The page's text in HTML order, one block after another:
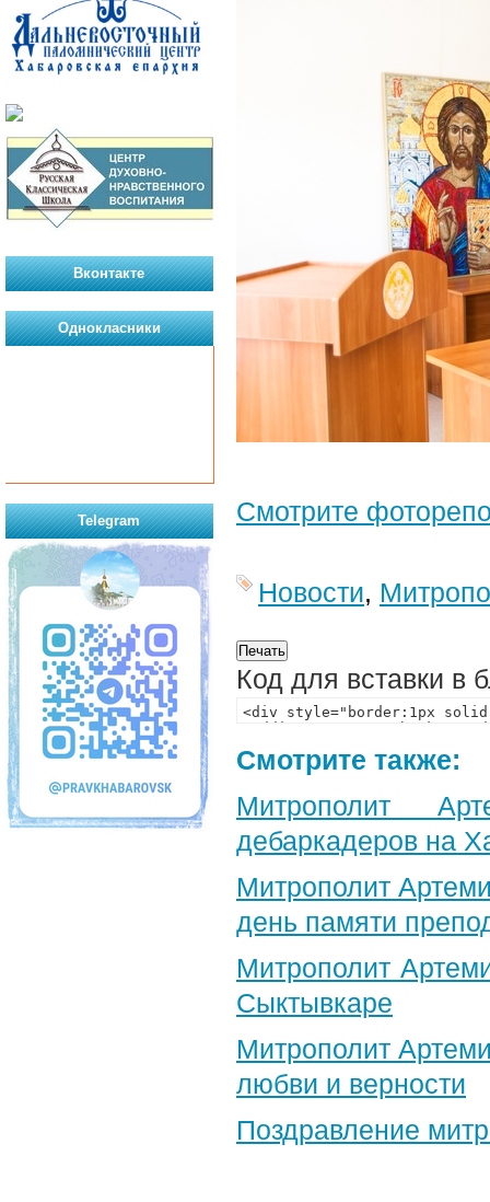
Смотрите
Новости,
Код для вставки в
Смотрите также:
Митрополит
дебаркадеров на
Митрополит
день памяти
Митрополит
Сыктывкаре
Митрополит
любви и верности
Поздравление​
Вконтакте
Однокласники
Telegram